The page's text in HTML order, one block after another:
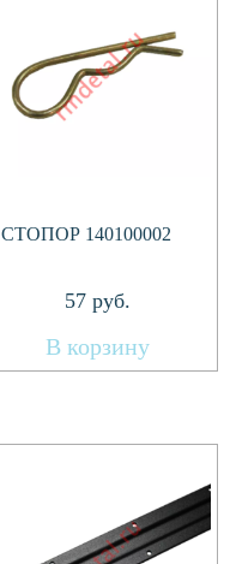
СТОПОР 140100002
57 руб.
В корзину